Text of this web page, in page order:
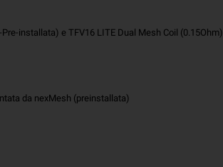
installata) e TFV16 LITE Dual Mesh Coil (0.15Ohm)
da nexMesh (preinstallata)